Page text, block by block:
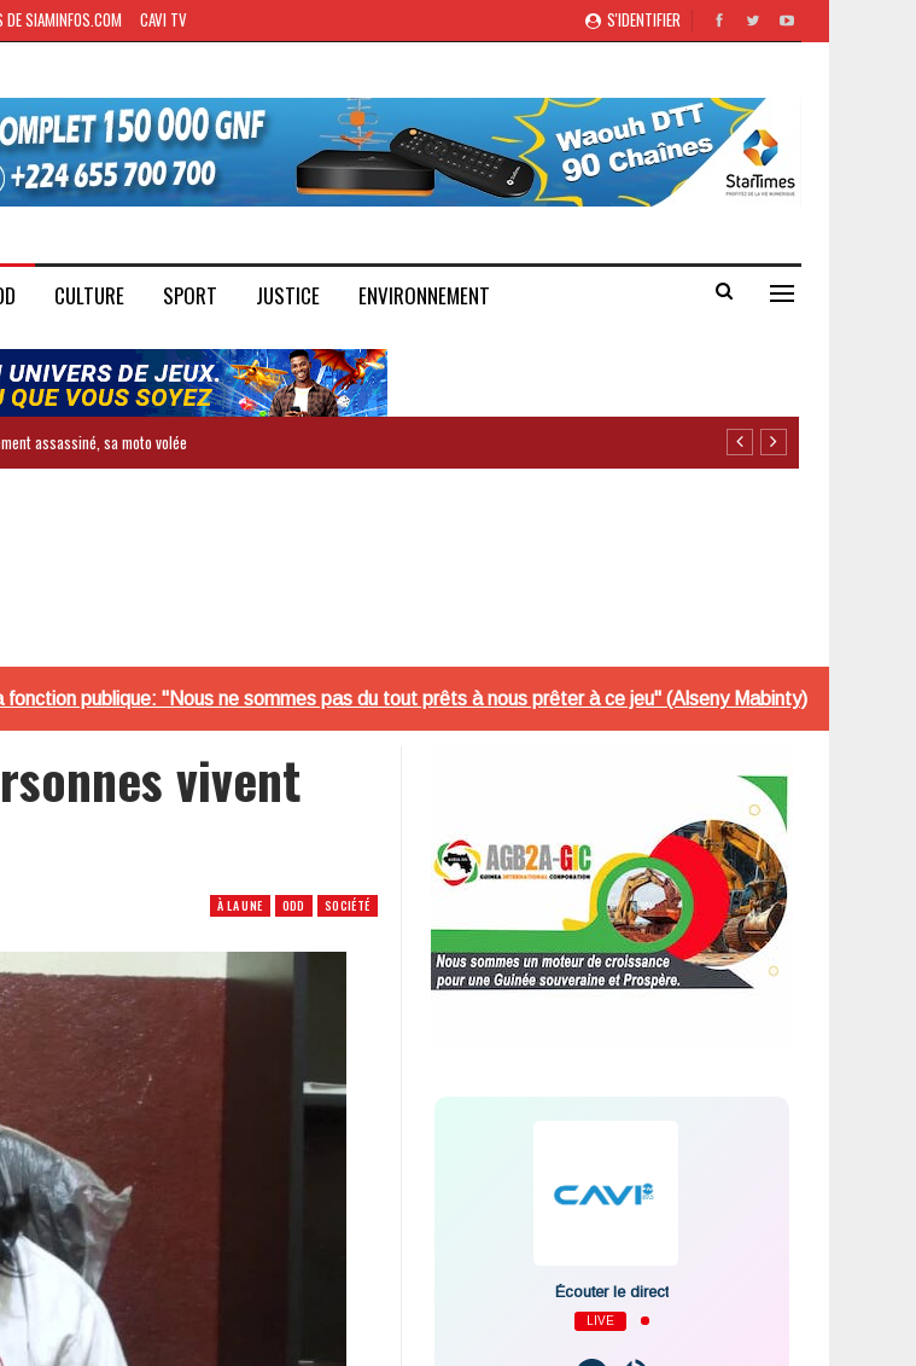
S'IDENTIFIER
DE SIAMINFOS.COM CAVI TV
CULTURE SPORT JUSTICE ENVIRONNEMENT
assassiné, sa moto volée
publique: "Nous ne sommes pas du tout prêts à nous prêter à ce jeu" (Alseny Mabinty)
vivent
À LA UNE ODD SOCIÉTÉ
Écouter le direct
LIVE